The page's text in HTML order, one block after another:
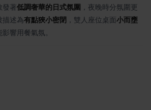
發著低調奢華的日式氛圍 ，夜晚時分氛圍更
描述為有點狹小密閉 ，雙人座位桌面小而壅
響用餐氣氛。